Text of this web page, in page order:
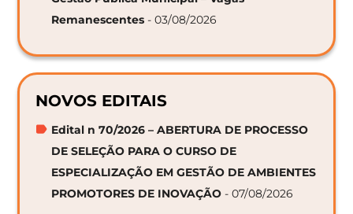
Remanescentes - 03/08/2026
NOVOS EDITAIS
Edital n 70/2026 – ABERTURA DE PROCESSO
DE SELEÇÃO PARA O CURSO DE
ESPECIALIZAÇÃO EM GESTÃO DE AMBIENTES
PROMOTORES DE INOVAÇÃO - 07/08/2026